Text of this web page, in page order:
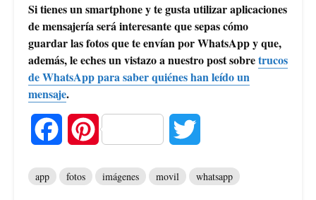
Si tienes un smartphone y te gusta utilizar aplicaciones
de mensajería será interesante que sepas cómo
guardar las fotos que te envían por WhatsApp y que,
además, le eches un vistazo a nuestro post sobretrucos
de WhatsApp para saber quiénes han leído un
mensaje.
P
app fotos imágenes movil whatsapp